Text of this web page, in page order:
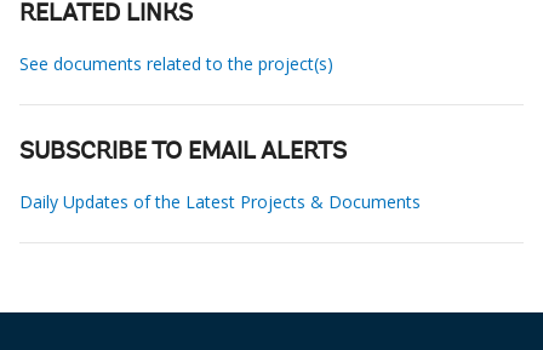
RELATED LINKS
See documents related to the project(s)
SUBSCRIBE TO EMAIL ALERTS
Daily Updates of the Latest Projects & Documents